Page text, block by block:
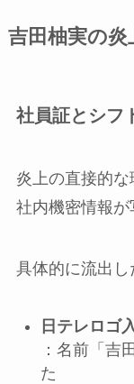
吉田柚実の炎
社員証とシフ
炎上の直接的
社内機密情報が
具体的に流出し
日テレロゴ
：名前「吉
た